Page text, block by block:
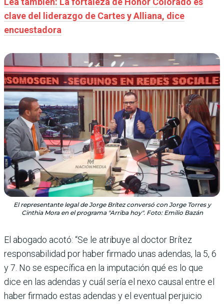
clave del liderazgo de Cartes y Alliana, dice
encuestadora
El representante legal de Jorge Brítez conversó con Jorge Torres y
Cinthia Mora en el programa "Arriba hoy". Foto: Emilio Bazán
El abogado acotó: “Se le atribuye al doctor Brítez
responsabilidad por haber firmado unas adendas, la 5, 6
y 7. No se específica en la imputación qué es lo que
dice en las adendas y cuál sería el nexo causal entre el
haber firmado estas adendas y el eventual perjuicio